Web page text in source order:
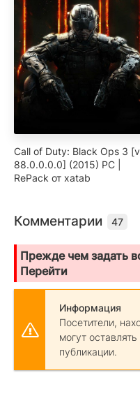
Call of Duty: Black Ops 3 [v
88.0.0.0.0] (2015) PC |
RePack от xatab
Комментарии 47
Прежде чем задать
Перейти
Информация
Посетители,
могут
публикации.